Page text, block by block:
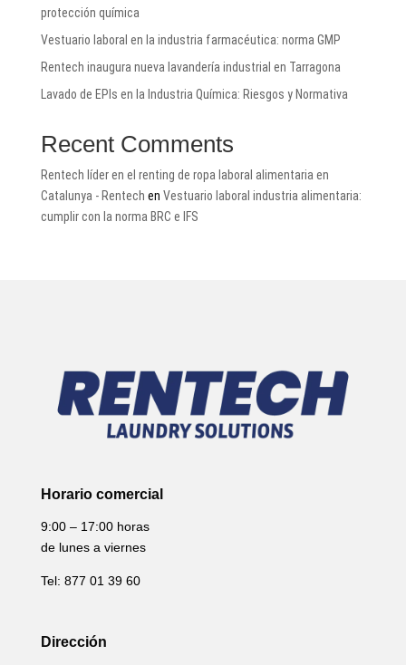
protección química
Vestuario laboral en la industria farmacéutica: norma GMP
Rentech inaugura nueva lavandería industrial en Tarragona
Lavado de EPIs en la Industria Química: Riesgos y Normativa
Recent Comments
Rentech líder en el renting de ropa laboral alimentaria en
Catalunya - Rentech en Vestuario laboral industria alimentaria:
cumplir con la norma BRC e IFS
Horario comercial
9:00 – 17:00 horas
de lunes a viernes
Tel: 877 01 39 60
Dirección